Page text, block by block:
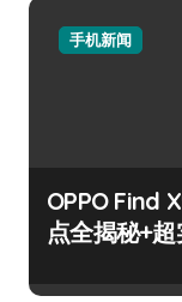
手机新闻
OPPO Find
点全揭秘+